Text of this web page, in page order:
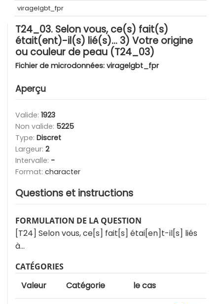
viragelgbt_fpr
T24_03. Selon vous, ce(s) fait(s)
était(ent)-il(s) lié(s)… 3) Votre origine
ou couleur de peau (T24_03)
Fichier de microdonnées: viragelgbt_fpr
Aperçu
Valide: 1923
Non valide: 5225
Type: Discret
Largeur: 2
Intervalle: -
Format: character
Questions et instructions
FORMULATION DE LA QUESTION
[T24] Selon vous, ce[s] fait[s] étai[en]t-il[s] liés
à…
CATÉGORIES
Valeur Catégorie le cas